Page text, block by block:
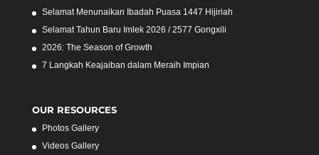
Selamat Menunaikan Ibadah Puasa 1447 Hijiriah
Selamat Tahun Baru Imlek 2026 / 2577 Gongxili
2026: The Season of Growth
7 Langkah Keajaiban dalam Meraih Impian
OUR RESOURCES
Photos Gallery
Videos Gallery